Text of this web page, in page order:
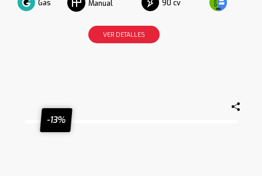
Gas Manual 90 cv
VER DETALLES
-13%